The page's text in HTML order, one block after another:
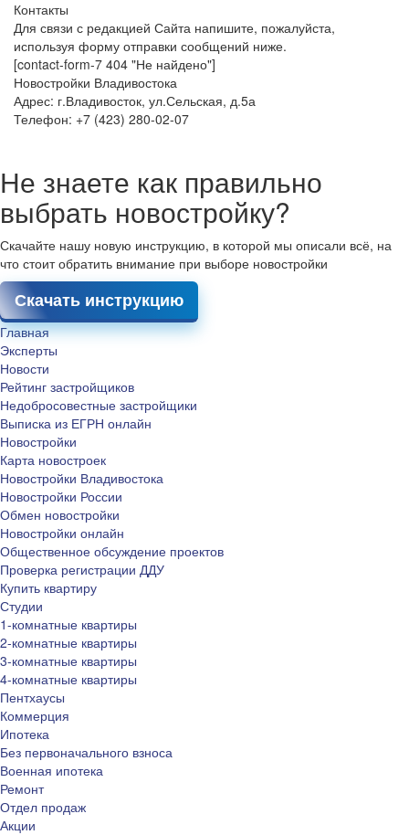
Контакты
Для связи с редакцией Сайта напишите, пожалуйста,
используя форму отправки сообщений ниже.
[contact-form-7 404 "Не найдено"]
Новостройки Владивостока
Адрес: г.Владивосток, ул.Сельская, д.5а
Телефон: +7 (423) 280-02-07
Не знаете как правильно
выбрать новостройку?
Скачайте нашу новую инструкцию, в которой мы описали всё, на
что стоит обратить внимание при выборе новостройки
Скачать инструкцию
Главная
Эксперты
Новости
Рейтинг застройщиков
Недобросовестные застройщики
Выписка из ЕГРН онлайн
Новостройки
Карта новостроек
Новостройки Владивостока
Новостройки России
Обмен новостройки
Новостройки онлайн
Общественное обсуждение проектов
Проверка регистрации ДДУ
Купить квартиру
Студии
1-комнатные квартиры
2-комнатные квартиры
3-комнатные квартиры
4-комнатные квартиры
Пентхаусы
Коммерция
Ипотека
Без первоначального взноса
Военная ипотека
Ремонт
Отдел продаж
Акции